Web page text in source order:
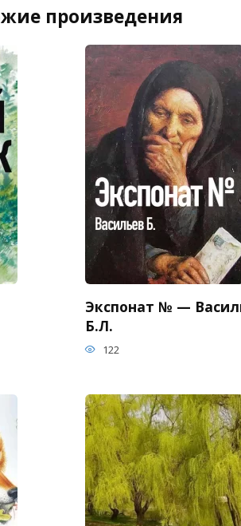
произведения
Экспонат № —
Б.Л.
122